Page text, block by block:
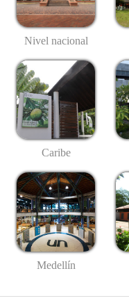
Nivel nacional
Caribe
Medellín